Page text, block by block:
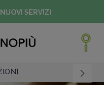
SERVIZI